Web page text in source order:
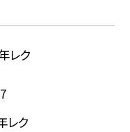
レク
ク